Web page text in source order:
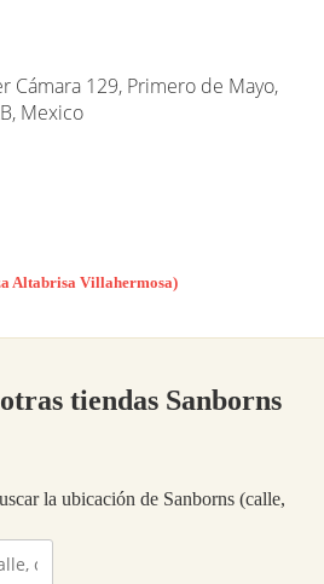
Cámara 129, Primero de Mayo,
Mexico
Altabrisa Villahermosa)
tiendas Sanborns
la ubicación de Sanborns (calle,